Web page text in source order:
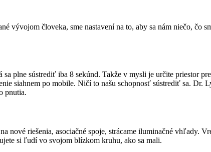
vývojom človeka, sme nastavení na to, aby sa nám niečo, čo
plne sústrediť iba 8 sekúnd. Takže v mysli je určite priestor
siahnem po mobile. Ničí to našu schopnosť sústrediť sa. Dr.
pnutia.
nové riešenia, asociačné spoje, strácame iluminačné vhľady.
si ľudí vo svojom blízkom kruhu, ako sa mali.